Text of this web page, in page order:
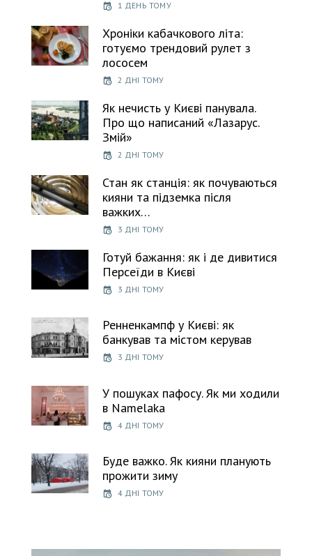
1 ДЕНЬ ТОМУ
Хроніки кабачкового літа:
готуємо трендовий рулет з
лососем
2 ДНІ ТОМУ
Як нечисть у Києві панувала.
Про що написаний «Лазарус.
Змій»
2 ДНІ ТОМУ
Стан як станція: як почуваються
кияни та підземка після
важких…
3 ДНІ ТОМУ
Готуй бажання: як і де дивитися
Персеїди в Києві
3 ДНІ ТОМУ
Ренненкампф у Києві: як
банкував та містом керував
3 ДНІ ТОМУ
У пошуках пафосу. Як ми ходили
в Namelaka
4 ДНІ ТОМУ
Буде важко. Як кияни планують
прожити зиму
4 ДНІ ТОМУ